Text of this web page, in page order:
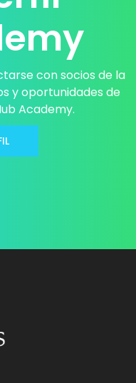
con socios de la
y oportunidades de
Academy.